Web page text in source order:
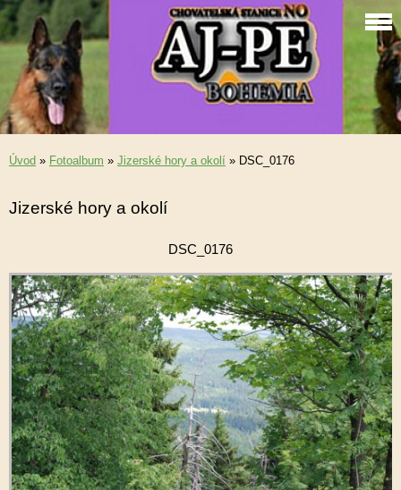
Úvod » Fotoalbum » Jizerské hory a okolí » DSC_0176
Jizerské hory a okolí
DSC_0176